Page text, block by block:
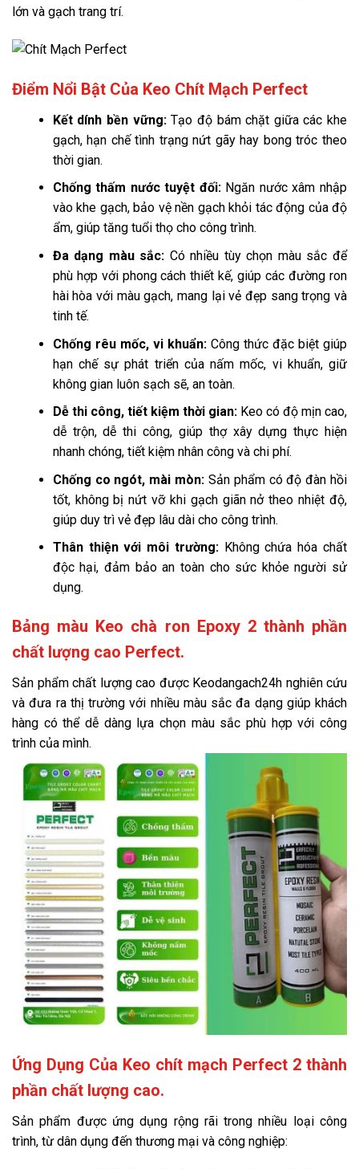
lớn và gạch trang trí.
Điểm Nổi Bật Của Keo Chít Mạch Perfect
Kết dính bền vững:Tạo độ bám chặt giữa các khe
gạch, hạn chế tình trạng nứt gãy hay bong tróc theo
thời gian.
Chống thấm nước tuyệt đối:Ngăn nước xâm nhập
vào khe gạch, bảo vệ nền gạch khỏi tác động của độ
ẩm, giúp tăng tuổi thọ cho công trình.
Đa dạng màu sắc: Có nhiều tùy chọn màu sắc để
phù hợp với phong cách thiết kế, giúp các đường ron
hài hòa với màu gạch, mang lại vẻ đẹp sang trọng và
tinh tế.
Chống rêu mốc, vi khuẩn:Công thức đặc biệt giúp
hạn chế sự phát triển của nấm mốc, vi khuẩn, giữ
không gian luôn sạch sẽ, an toàn.
Dễ thi công, tiết kiệm thời gian:Keo có độ mịn cao,
dễ trộn, dễ thi công, giúp thợ xây dựng thực hiện
nhanh chóng, tiết kiệm nhân công và chi phí.
Chống co ngót, mài mòn: Sản phẩm có độ đàn hồi
tốt, không bị nứt vỡ khi gạch giãn nở theo nhiệt độ,
giúp duy trì vẻ đẹp lâu dài cho công trình.
Thân thiện với môi trường:Không chứa hóa chất
độc hại, đảm bảo an toàn cho sức khỏe người sử
dụng.
Bảng màu Keo chà ron Epoxy 2 thành phần
chất lượng cao Perfect.
Sản phẩm chất lượng cao được Keodangach24h nghiên cứu
và đưa ra thị trường với nhiều màu sắc đa dạng giúp khách
hàng có thể dễ dàng lựa chọn màu sắc phù hợp với công
trình của mình.
Ứng Dụng Của Keo chít mạch Perfect 2 thành
phần chất lượng cao.
Sản phẩm được ứng dụng rộng rãi trong nhiều loại công
trình, từ dân dụng đến thương mại và công nghiệp: